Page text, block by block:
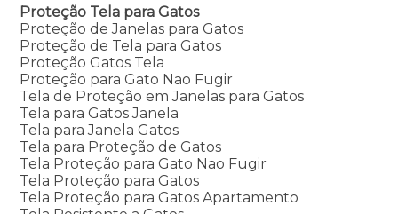
Proteção Tela para Gatos
Proteção de Janelas para Gatos
Proteção de Tela para Gatos
Proteção Gatos Tela
Proteção para Gato Nao Fugir
Tela de Proteção em Janelas para Gatos
Tela para Gatos Janela
Tela para Janela Gatos
Tela para Proteção de Gatos
Tela Proteção para Gato Nao Fugir
Tela Proteção para Gatos
Tela Proteção para Gatos Apartamento